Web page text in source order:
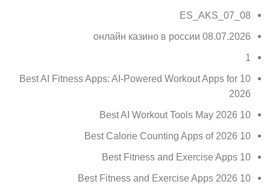
08_07_ES_AKS
08.07.2026 онлайн казино в россии
1
10 Best AI Fitness Apps: AI-Powered Workout Apps for
2026
10 Best AI Workout Tools May 2026
10 Best Calorie Counting Apps of 2026
10 Best Fitness and Exercise Apps
10 Best Fitness and Exercise Apps 2026